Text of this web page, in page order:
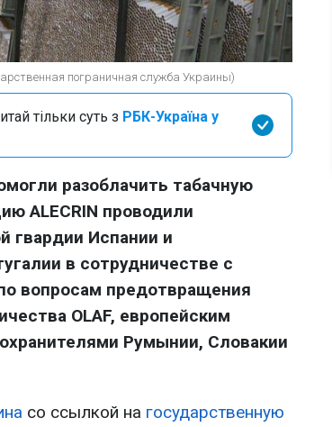
пограничная служба Украины)
тільки суть з РБК-Україна у
разоблачить табачную
ALECRIN проводили
гвардии Испании и
в сотрудничестве с
вопросам предотвращения
OLAF, европейским
Румынии, Словакии
со ссылкой на государственную